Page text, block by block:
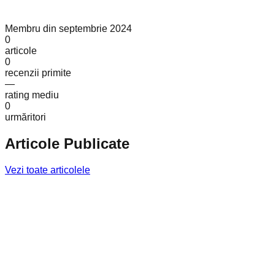
Membru din septembrie 2024
0
articole
0
recenzii primite
—
rating mediu
0
urmăritori
Articole Publicate
Vezi toate articolele